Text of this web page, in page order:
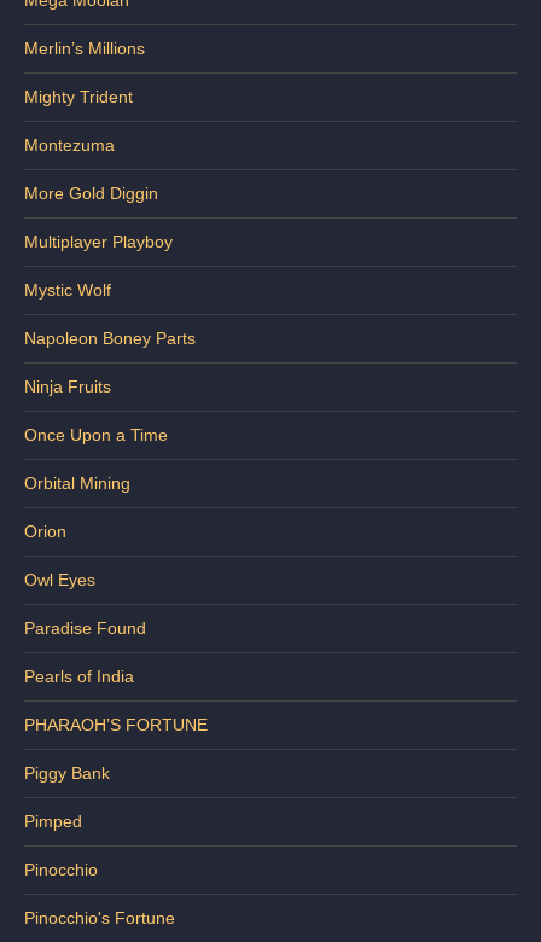
Merlin’s Millions
Mighty Trident
Montezuma
More Gold Diggin
Multiplayer Playboy
Mystic Wolf
Napoleon Boney Parts
Ninja Fruits
Once Upon a Time
Orbital Mining
Orion
Owl Eyes
Paradise Found
Pearls of India
PHARAOH’S FORTUNE
Piggy Bank
Pimped
Pinocchio
Pinocchio's Fortune